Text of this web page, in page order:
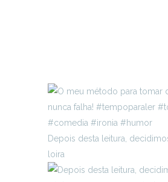
Depois desta leitura,
loira